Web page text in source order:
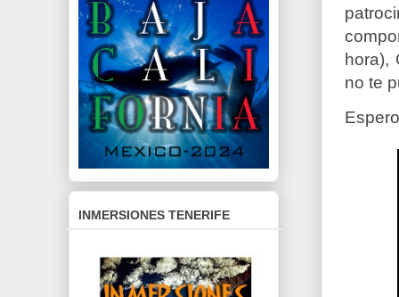
hora),
no te
INMERSIONES TENERIFE